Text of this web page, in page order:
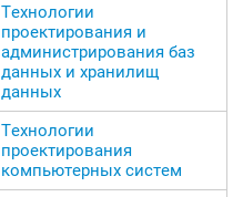
Технологии
проектирования и
администрирования баз
данных и хранилищ
данных
Технологии
проектирования
компьютерных систем